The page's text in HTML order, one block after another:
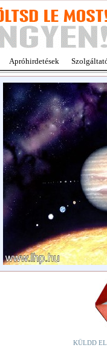
Apróhirdetések
KÜLDD